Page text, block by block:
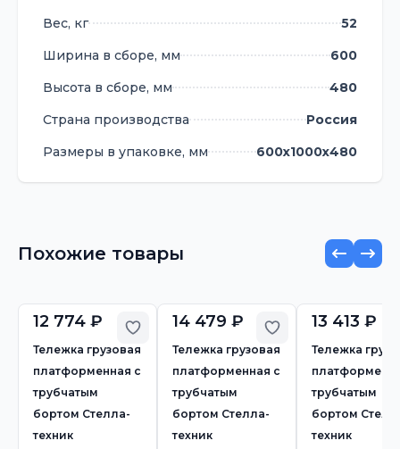
Вес, кг
52
Ширина в сборе, мм
600
Высота в сборе, мм
480
Страна производства
Россия
Размеры в упаковке, мм
600х1000х480
Похожие товары
Добавить в избранное
12 774 ₽
Тележка грузовая
платформенная с
трубчатым
бортом Стелла-
техник
Добавить в
14 479 ₽
Тележка грузовая
платформенная с
трубчатым
бортом Стелла-
техник
13 413 ₽
Тележка
трубчатым
бортом
техник